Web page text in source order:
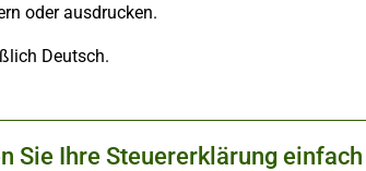
oder ausdrucken.
Deutsch.
Sie Ihre Steuererklärung